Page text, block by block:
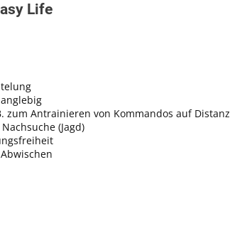
Life
zum Antrainieren von Kommandos auf Distanz
(Jagd)